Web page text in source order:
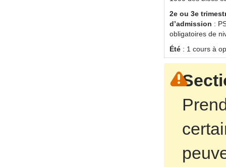
2e ou 3e
d’admission :
obligatoires de
Été : 1 cours à